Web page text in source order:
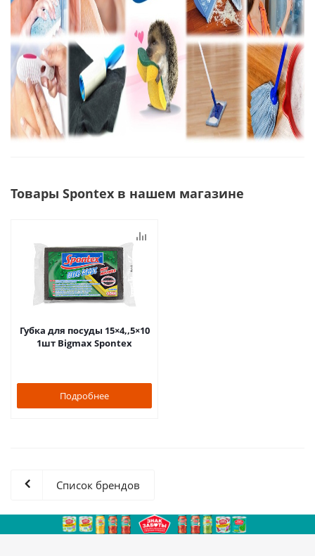
Товары Spontex в нашем магазине
Губка для посуды 15×4,,5×10
1шт Bigmax Spontex
Подробнее
Список брендов